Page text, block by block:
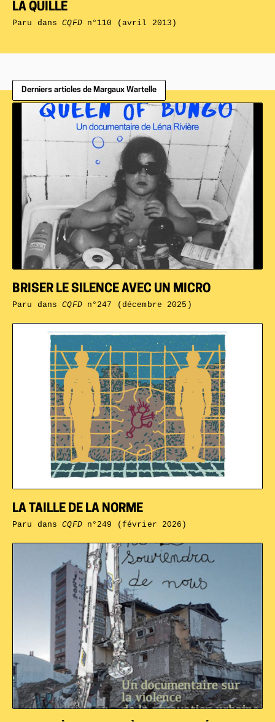
LA QUILLE
Paru dansCQFDn°110 (avril 2013)
Derniers articles de Margaux Wartelle
LA TAILLE DE LA NORME
Paru dansCQFDn°249 (février 2026)
BRISER LE SILENCE AVEC UN MICRO
Paru dansCQFDn°247 (décembre 2025)